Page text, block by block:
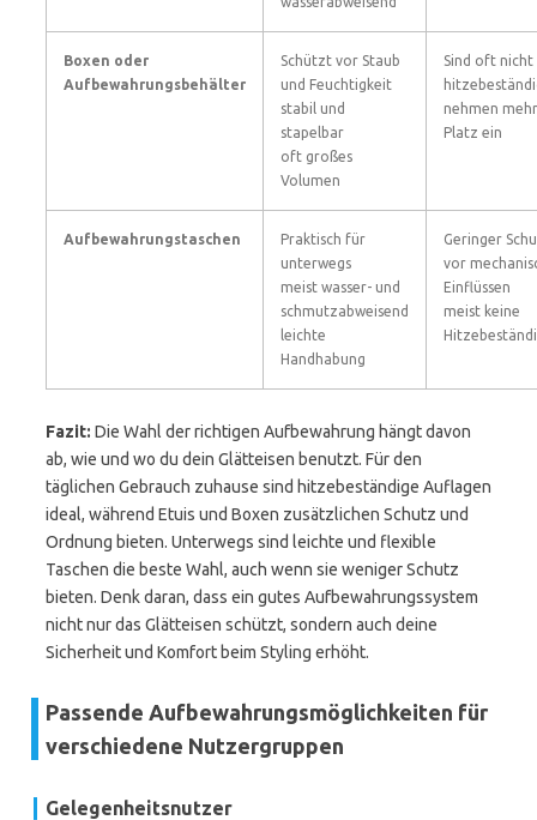
Boxen oder
Aufbewahrungsbehälter
Schützt vor Staub
und Feuchtigkeit
stabil und
stapelbar
oft großes
Volumen
Sind oft nicht
nehmen mehr
Platz ein
Aufbewahrungstaschen
Praktisch für
unterwegs
meist wasser- und
schmutzabweisend
leichte
Handhabung
Geringer
vor
Einflüssen
meist keine
Fazit: Die Wahl der richtigen Aufbewahrung hängt davon
ab, wie und wo du dein Glätteisen benutzt. Für den
täglichen Gebrauch zuhause sind hitzebeständige Auflagen
ideal, während Etuis und Boxen zusätzlichen Schutz und
Ordnung bieten. Unterwegs sind leichte und flexible
Taschen die beste Wahl, auch wenn sie weniger Schutz
bieten. Denk daran, dass ein gutes Aufbewahrungssystem
nicht nur das Glätteisen schützt, sondern auch deine
Sicherheit und Komfort beim Styling erhöht.
Passende Aufbewahrungsmöglichkeiten für
verschiedene Nutzergruppen
Gelegenheitsnutzer